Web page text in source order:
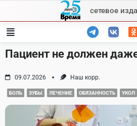
content
сетевое
Пациент не должен
09.07.2026 Наш корр.
БОЛЬ ЗУБЫ ЛЕЧЕНИЕ ОБЯЗАННОСТЬ УКОЛ